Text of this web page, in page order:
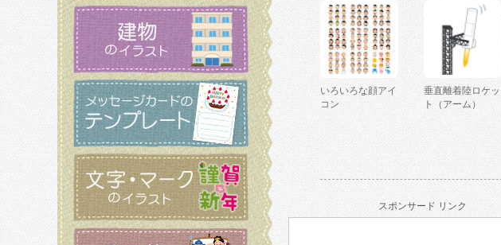
いろいろな顔アイ
コン
垂直離着陸ロケッ
ト（アーム）
スポンサード リンク